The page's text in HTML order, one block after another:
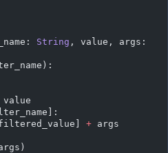
String
value
+ args